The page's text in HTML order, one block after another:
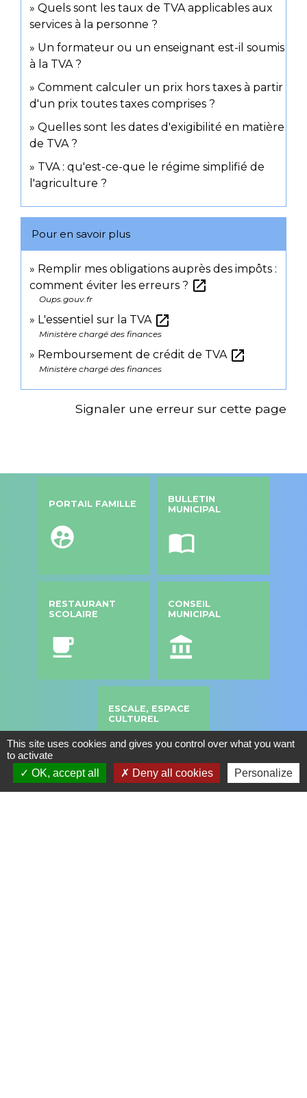
Quels sont les taux de TVA applicables aux
services à la personne ?
Un formateur ou un enseignant est-il soumis
à la TVA ?
Comment calculer un prix hors taxes à partir
d'un prix toutes taxes comprises ?
Quelles sont les dates d'exigibilité en matière
de TVA ?
TVA : qu'est-ce-que le régime simplifié de
l'agriculture ?
Pour en savoir plus
Remplir mes obligations auprès des impôts :
comment éviter les erreurs ? open_in_new
Oups.gouv.fr
L'essentiel sur la TVA open_in_new
Ministère chargé des finances
Remboursement de crédit de TVA open_in_new
Ministère chargé des finances
Signaler une erreur sur cette page
PORTAIL FAMILLE
supervised_user_circle
BULLETIN
MUNICIPAL
import_contacts
RESTAURANT
SCOLAIRE
local_cafe
CONSEIL
MUNICIPAL
account_balance
ESCALE, ESPACE
CULTUREL
headset
This site uses cookies and gives you control over what you want
to activate
OK, accept all
Deny all cookies Personalize